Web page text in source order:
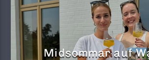
Midsommar auf